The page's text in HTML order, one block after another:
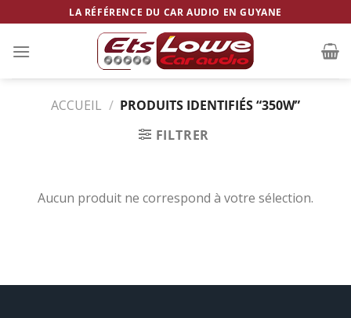
to
content
LA RÉFÉRENCE DU CAR AUDIO EN GUYANE
ACCUEIL / PRODUITS IDENTIFIÉS “350W”
FILTRER
Aucun produit ne correspond à votre sélection.